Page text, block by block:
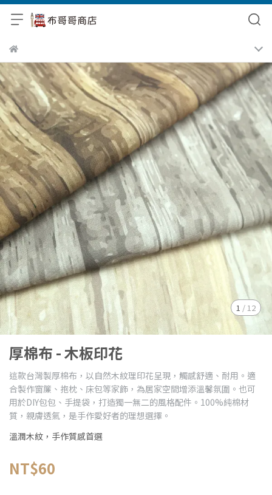
1 / 12
厚棉布 - 木板印花
這款台灣製厚棉布，以自然木紋理印花呈現，觸感舒適、耐用。適
合製作窗簾、抱枕、床包等家飾，為居家空間增添溫馨氛圍。也可
用於DIY包包、手提袋，打造獨一無二的風格配件。100%純棉材
質，親膚透氣，是手作愛好者的理想選擇。
溫潤木紋，手作質感首選
NT$60